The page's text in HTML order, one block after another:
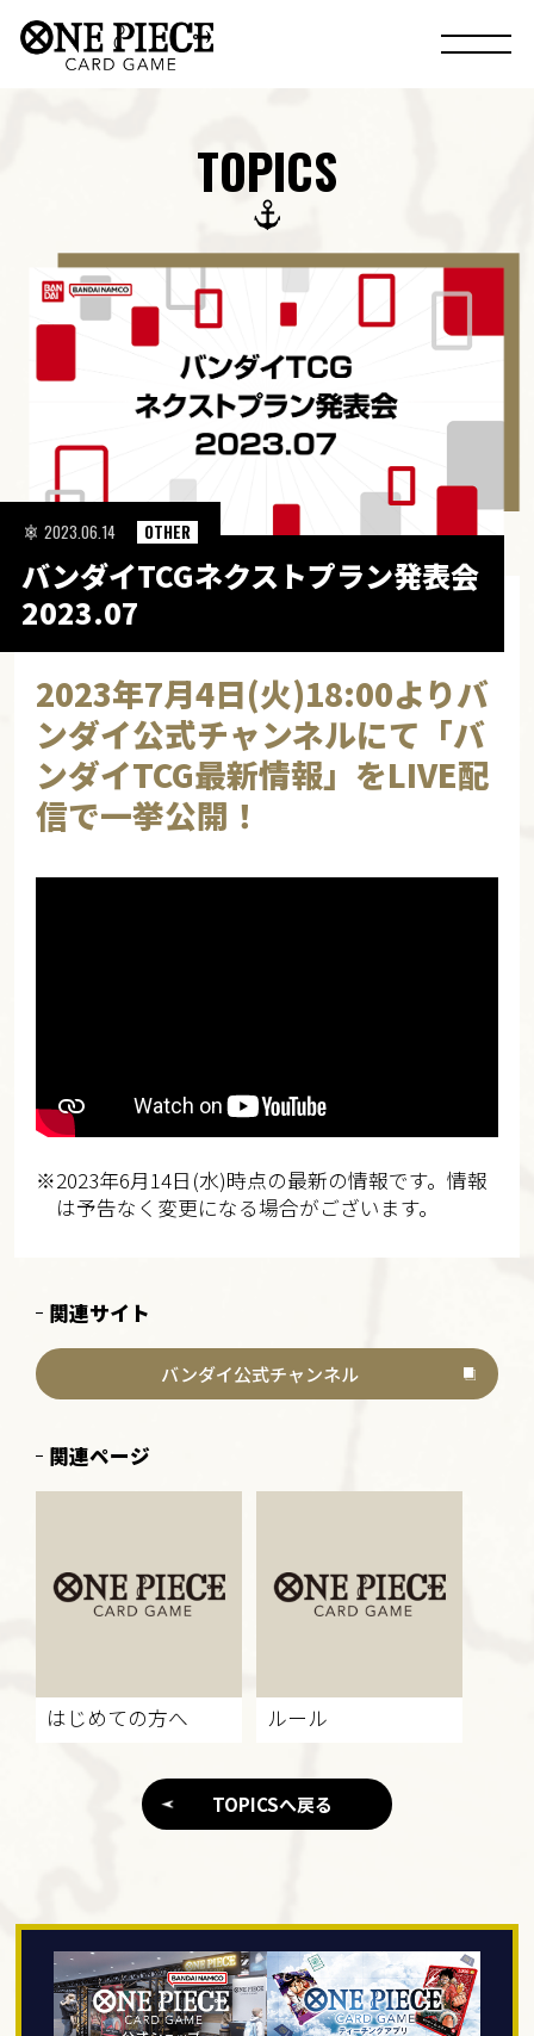
TOPICS
バンダイTCGネクストプラン発表会
2023.07
2023.06.14 OTHER
2023年7月4日(火)18:00よりバ
ンダイ公式チャンネルにて「バ
ンダイTCG最新情報」をLIVE配
信で一挙公開！
※2023年6月14日(水)時点の最新の情報です。情報
は予告なく変更になる場合がございます。
関連サイト
バンダイ公式チャンネル
関連ページ
はじめての方へ ルール
TOPICSへ戻る